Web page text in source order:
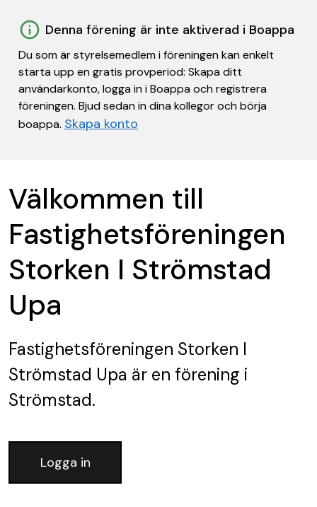
Denna förening är inte aktiverad i Boappa
Du som är styrelsemedlem i föreningen kan enkelt
starta upp en gratis provperiod: Skapa ditt
användarkonto, logga in i Boappa och registrera
föreningen. Bjud sedan in dina kollegor och börja
boappa. Skapa konto
Välkommen till
Fastighetsföreningen
Storken I Strömstad
Upa
Fastighetsföreningen Storken I
Strömstad Upa är en förening i
Strömstad.
Logga in